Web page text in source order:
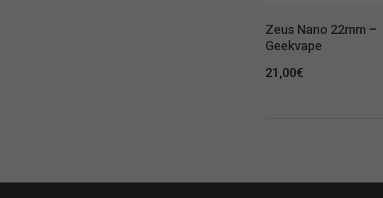
Zeus Nano 22mm –
Geekvape
21,00€